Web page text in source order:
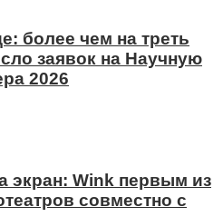
более чем на треть
заявок на Научную
2026
экран: Wink первым из
совместно с